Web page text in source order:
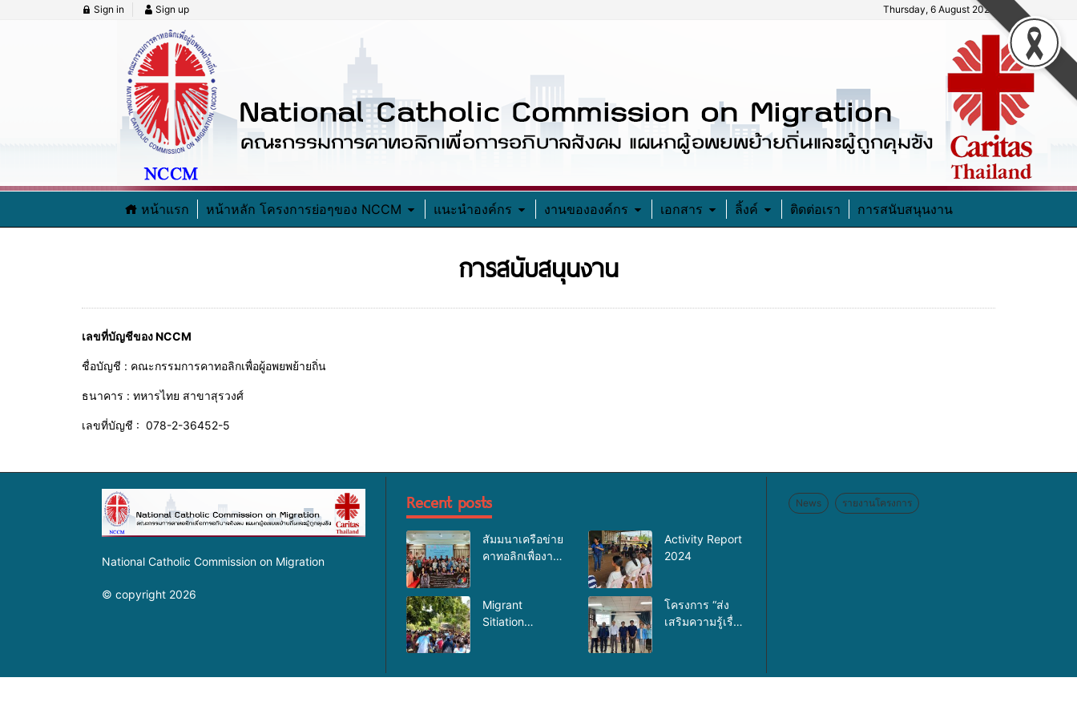
Sign in Sign up Thursday, 6 August 2026
หน้าแรก หน้าหลัก โครงการย่อๆของ NCCM แนะนำองค์กร งานขององค์กร เอกสาร ลิ้งค์ ติดต่อเรา การสนับสนุนงาน
การสนับสนุนงาน
เลขที่บัญชีของ NCCM
ชื่อบัญชี : คณะกรรมการคาทอลิกเพื่อผู้อพยพย้ายถิ่น
ธนาคาร : ทหารไทย สาขาสุรวงศ์
เลขที่บัญชี : 078-2-36452-5
National Catholic Commission on Migration
© copyright 2026
Recent posts
สัมมนาเครือข่าย
คาทอลิกเพื่องาน
Activity Report
2024
Migrant
Sitiation
โครงการ “ส่ง
เสริมความรู้เรื่อง
News รายงานโครงการ